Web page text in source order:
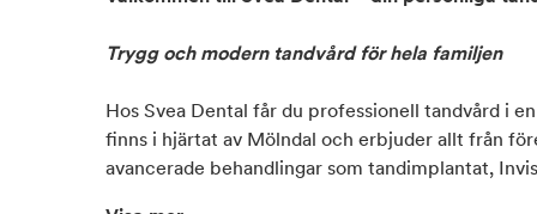
Trygg och modern tandvård för hela familjen
Hos Svea Dental får du professionell tandvård i
finns i hjärtat av Mölndal och erbjuder allt från
avancerade behandlingar som tandimplantat,